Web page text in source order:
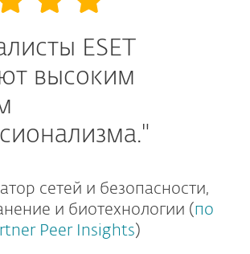
ESET
высоким
сетей и безопасности,
и биотехнологии ( по
Peer Insights )